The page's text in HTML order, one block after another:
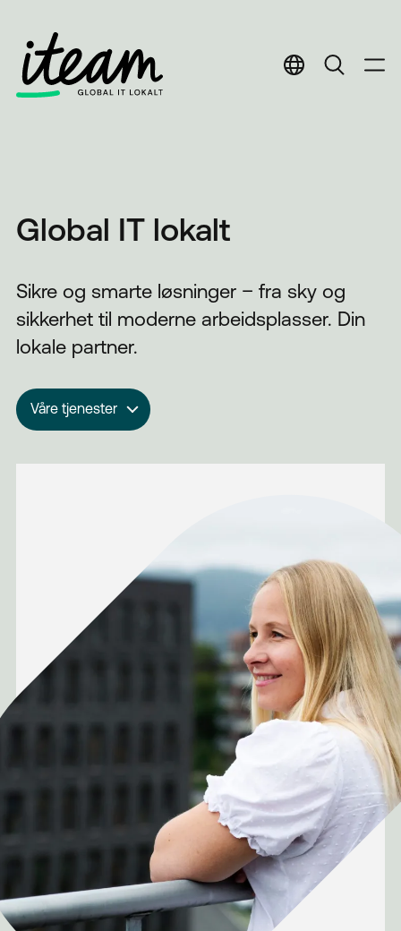
Global IT lokalt
Sikre og smarte løsninger – fra sky og
sikkerhet til moderne arbeidsplasser. Din
lokale partner.
Våre tjenester